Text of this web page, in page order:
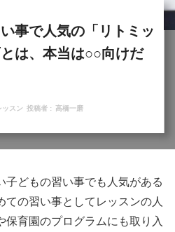
事で人気の「リトミッ
は、本当は○○向けだ
ッスン 投稿者 : 高橋一磨
子どもの習い事でも人気がある
ての習い事としてレッスンの人
保育園のプログラムにも取り入